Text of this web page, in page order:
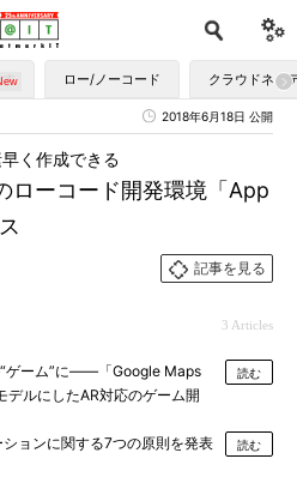
ロー/ノーコード クラウドネイ
2018年6月18日 公開
ローコード開発環境「App
く作成できる
記事を見る
3 Articles
ゲーム”に――「Google Maps
デルにしたAR対応のゲーム開
読む
ョンに関する7つの原則を発表 読む